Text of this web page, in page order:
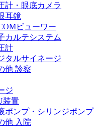
計・眼底カメラ
耳鏡
ビューワー
カルテシステム
計
タルサイネージ
他 診察
ジ
装置
ポンプ・シリンジポンプ
他 入院